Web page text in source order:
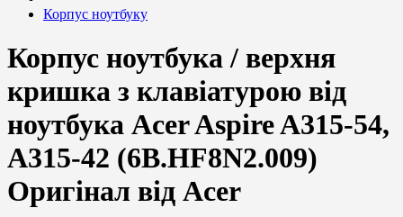
Корпус ноутбуку
Корпус ноутбука / верхня
кришка з клавіатурою від
ноутбука Acer Aspire A315-54,
A315-42 (6B.HF8N2.009)
Оригінал від Acer